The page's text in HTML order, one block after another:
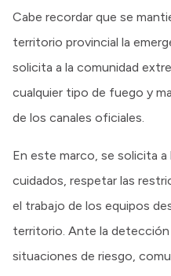
Cabe recordar que se
territorio provincial la
solicita a la comunidad
cualquier tipo de fuego y
de los canales oficiales.
En este marco, se solicita
cuidados, respetar las
el trabajo de los equipos
territorio. Ante la
situaciones de riesgo,